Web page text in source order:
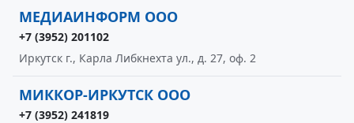
МЕДИАИНФОРМ ООО
+7 (3952) 201102
Иркутск г., Карла Либкнехта ул., д. 27, оф. 2
МИККОР-ИРКУТСК ООО
+7 (3952) 241819